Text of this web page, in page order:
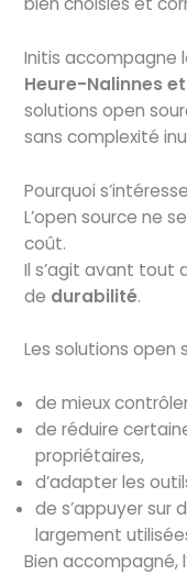
Initis accompagne
Heure-Nalinnes
solutions open
sans complexité
Pourquoi
L’open source ne
coût.
Il s’agit avant tout
de durabilité.
Les solutions
de mieux
de réduire
propriétaires,
d’adapter les
de s’appuyer sur
largement
Bien accompagné,